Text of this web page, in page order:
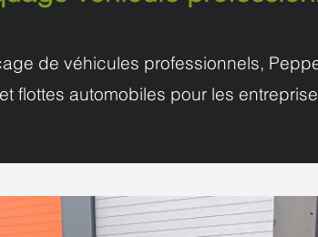
de véhicules professionnels,
flottes automobiles pour les